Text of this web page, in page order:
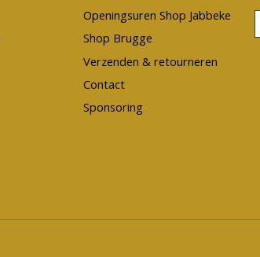
Openingsuren Shop Jabbeke
Shop Brugge
Verzenden & retourneren
Contact
Sponsoring